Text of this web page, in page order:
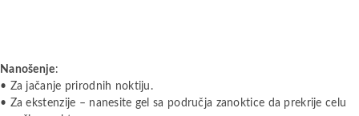
Nanošenje:
• Za jačanje prirodnih noktiju.
• Za ekstenzije – nanesite gel sa područja zanoktice da prekrije celu